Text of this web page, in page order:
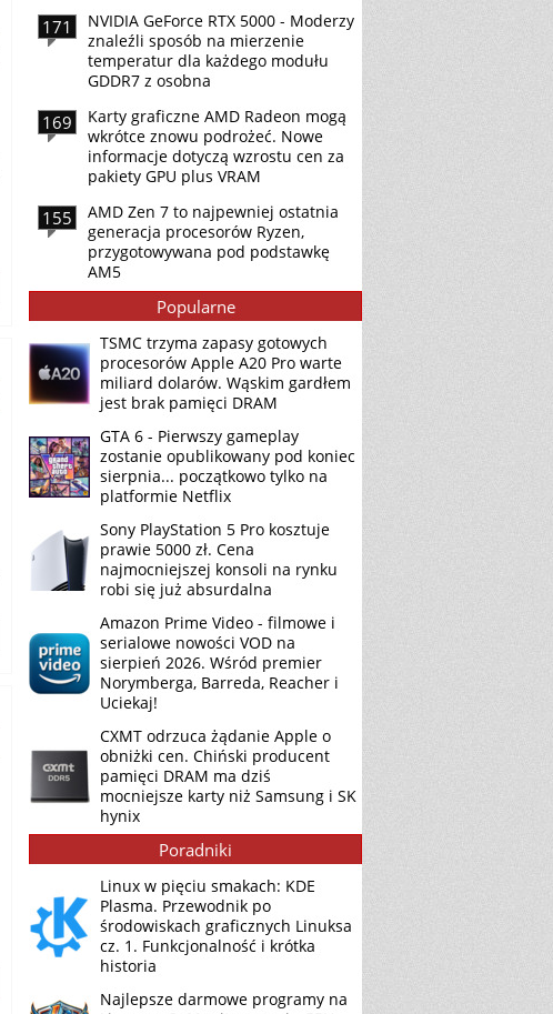
171
NVIDIA GeForce RTX 5000 - Moderzy
znaleźli sposób na mierzenie
temperatur dla każdego modułu
GDDR7 z osobna
169
Karty graficzne AMD Radeon mogą
wkrótce znowu podrożeć. Nowe
informacje dotyczą wzrostu cen za
pakiety GPU plus VRAM
155
AMD Zen 7 to najpewniej ostatnia
generacja procesorów Ryzen,
przygotowywana pod podstawkę
AM5
Popularne
TSMC trzyma zapasy gotowych
procesorów Apple A20 Pro warte
miliard dolarów. Wąskim gardłem
jest brak pamięci DRAM
GTA 6 - Pierwszy gameplay
zostanie opublikowany pod koniec
sierpnia... początkowo tylko na
platformie Netflix
Sony PlayStation 5 Pro kosztuje
prawie 5000 zł. Cena
najmocniejszej konsoli na rynku
robi się już absurdalna
Amazon Prime Video - filmowe i
serialowe nowości VOD na
sierpień 2026. Wśród premier
Norymberga, Barreda, Reacher i
Uciekaj!
CXMT odrzuca żądanie Apple o
obniżki cen. Chiński producent
pamięci DRAM ma dziś
mocniejsze karty niż Samsung i SK
hynix
Poradniki
Linux w pięciu smakach: KDE
Plasma. Przewodnik po
środowiskach graficznych Linuksa
cz. 1. Funkcjonalność i krótka
historia
Najlepsze darmowe programy na